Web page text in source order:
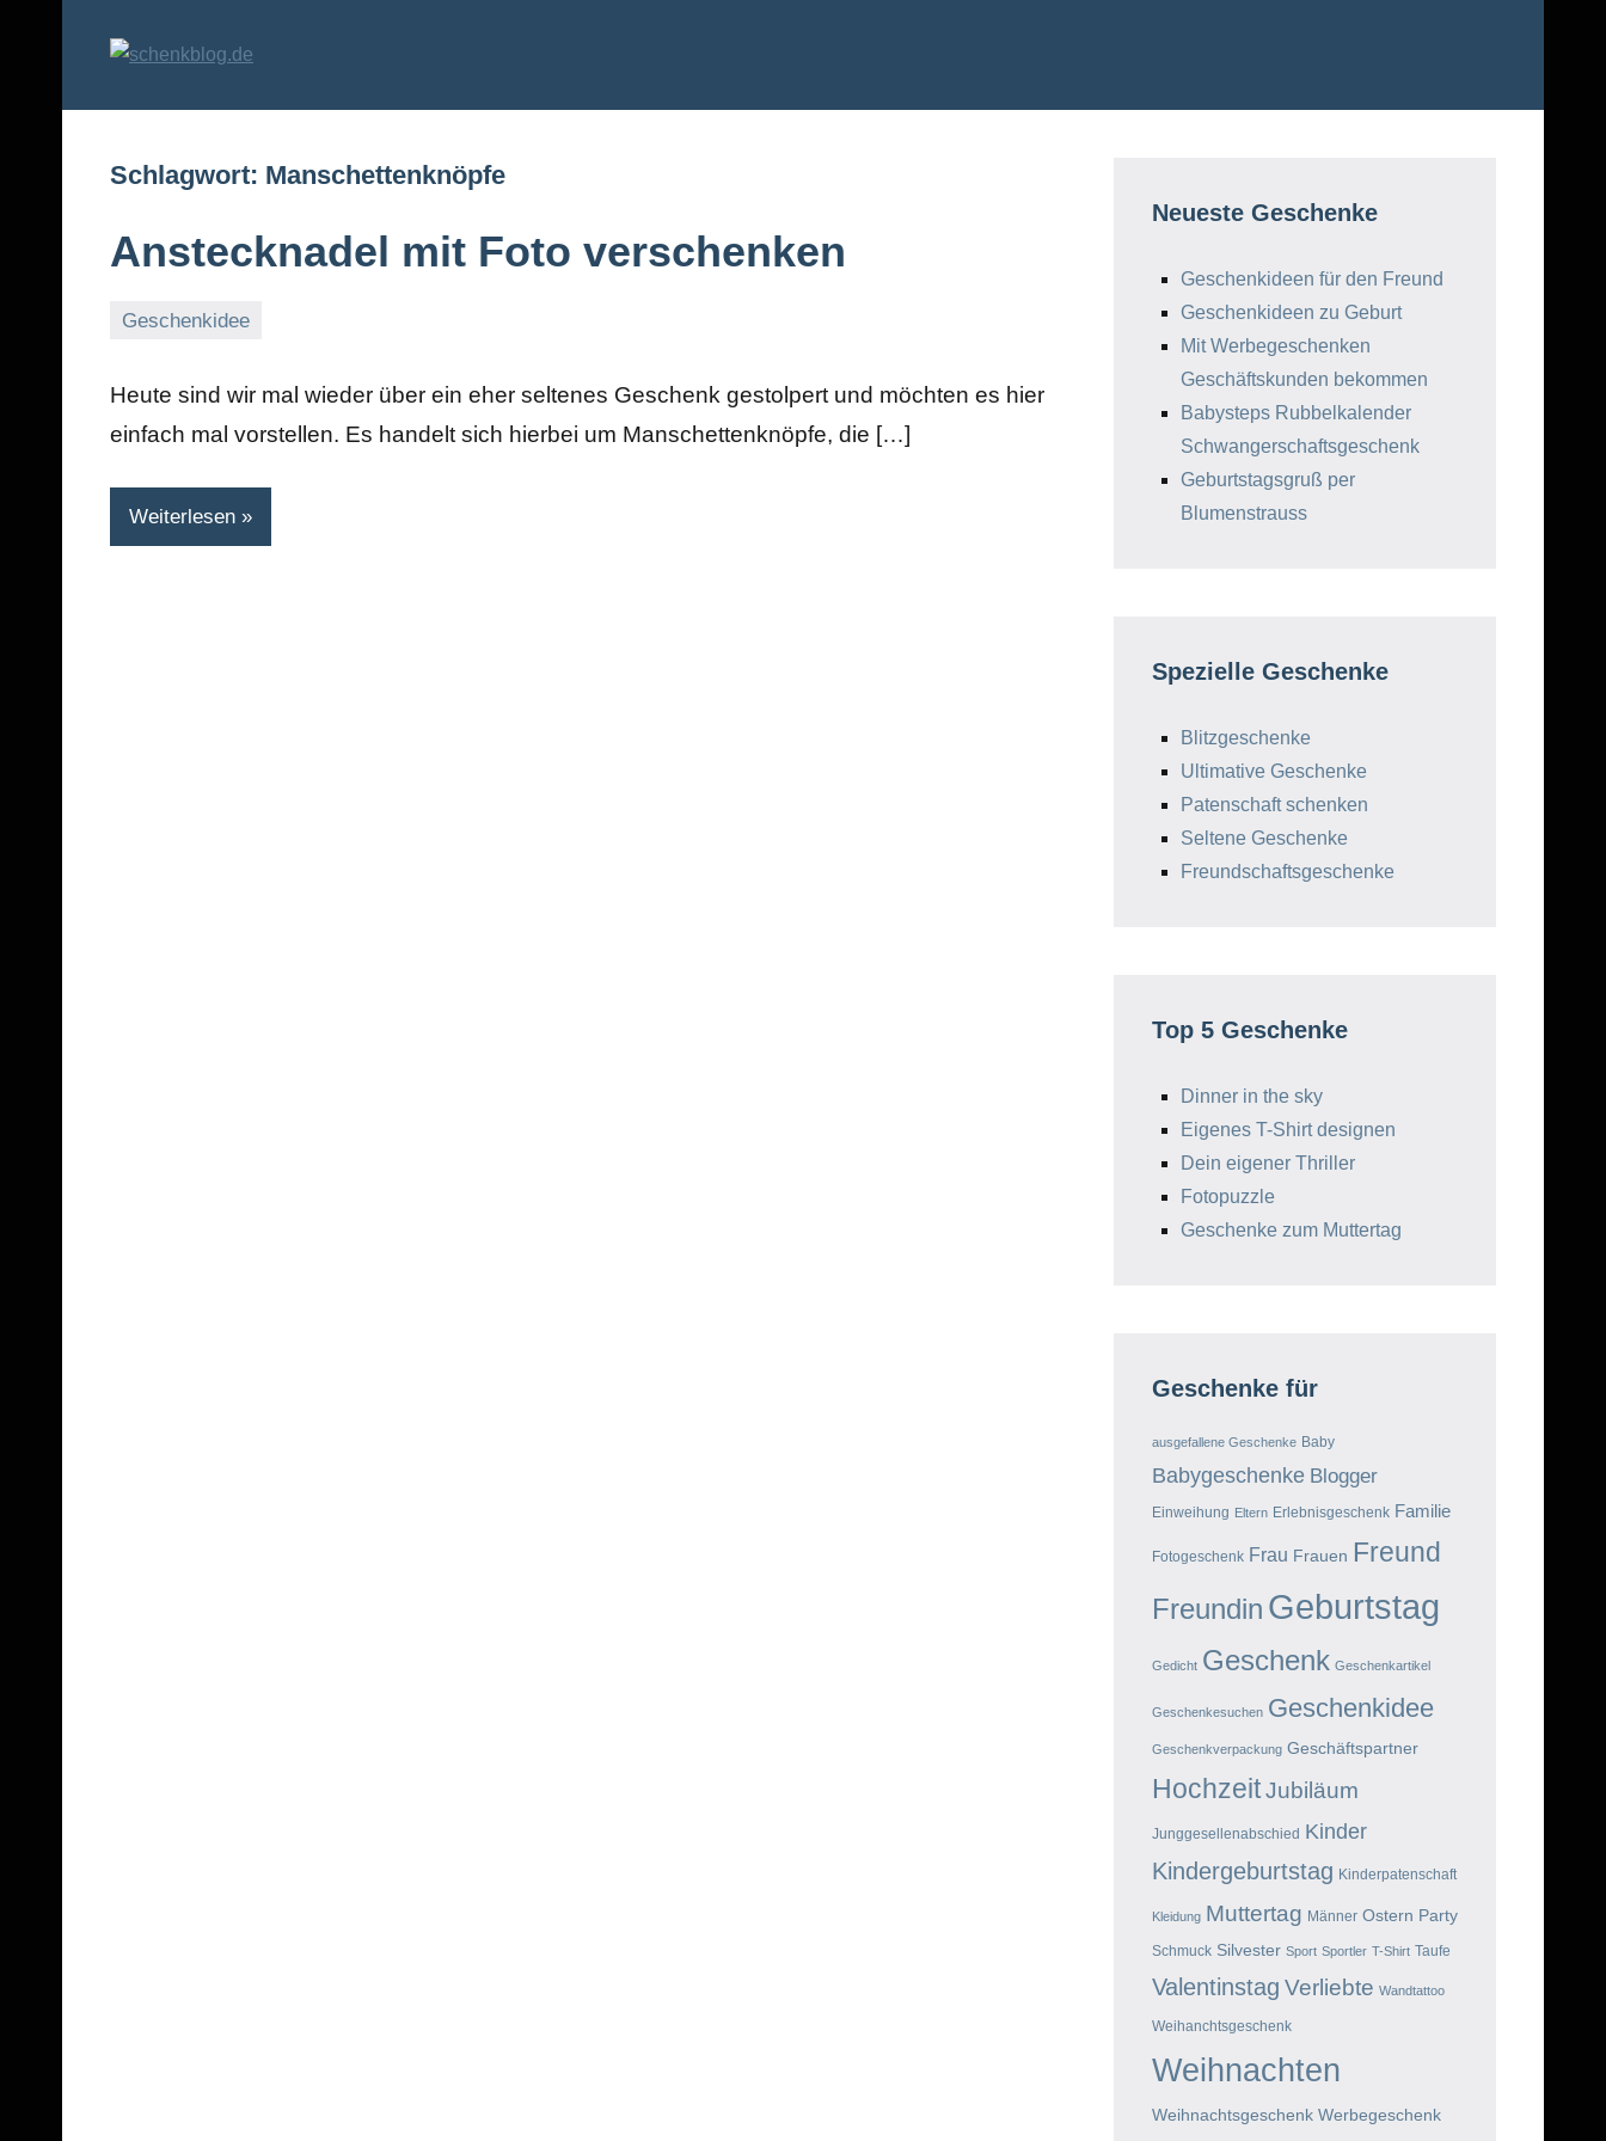
Schlagwort: Manschettenknöpfe
Anstecknadel mit Foto verschenken
Geschenkidee
2010
Heute sind wir mal wieder über ein eher seltenes Geschenk gestolpert und möchten es hier
einfach mal vorstellen. Es handelt sich hierbei um Manschettenknöpfe, die […]
Weiterlesen
Neueste Geschenke
Geschenkideen für den Freund
Geschenkideen zu Geburt
Mit Werbegeschenken
Geschäftskunden bekommen
Babysteps Rubbelkalender
Schwangerschaftsgeschenk
Geburtstagsgruß per
Blumenstrauss
Spezielle Geschenke
Blitzgeschenke
Ultimative Geschenke
Patenschaft schenken
Seltene Geschenke
Freundschaftsgeschenke
Top 5 Geschenke
Dinner in the sky
Eigenes T-Shirt designen
Dein eigener Thriller
Fotopuzzle
Geschenke zum Muttertag
Geschenke für
ausgefallene Geschenke Baby
Babygeschenke Blogger
Einweihung Eltern Erlebnisgeschenk Familie
Fotogeschenk Frau Frauen Freund
Freundin Geburtstag
Gedicht Geschenk Geschenkartikel
Geschenkesuchen Geschenkidee
Geschenkverpackung Geschäftspartner
HochzeitJubiläum
Junggesellenabschied Kinder
Kindergeburtstag Kinderpatenschaft
Kleidung Muttertag Männer Ostern Party
Schmuck Silvester Sport Sportler T-Shirt Taufe
Valentinstag Verliebte Wandtattoo
Weihanchtsgeschenk
Weihnachten
Weihnachtsgeschenk Werbegeschenk